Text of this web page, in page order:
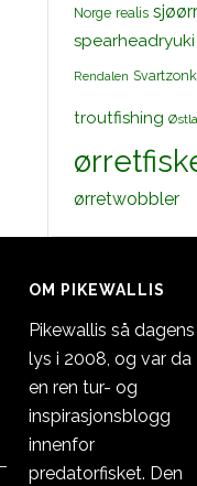
Norge realis
spearheadryuki
Rendalen
troutfishing
ørretwobbler
OM PIKEWALLIS
Pikewallis så dagens
lys i 2008, og var da
en ren tur- og
inspirasjonsblogg
innenfor
predatorfisket. Den